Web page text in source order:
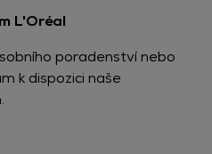
L'Oréal
poradenství nebo
k dispozici naše